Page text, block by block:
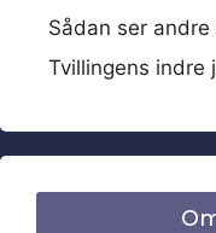
Sådan ser andre
Tvillingens indre